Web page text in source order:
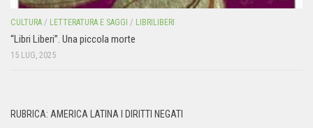
CULTURA / LETTERATURA E SAGGI / LIBRILIBERI
“Libri Liberi”. Una piccola morte
15 LUG, 2025
RUBRICA: AMERICA LATINA I DIRITTI NEGATI